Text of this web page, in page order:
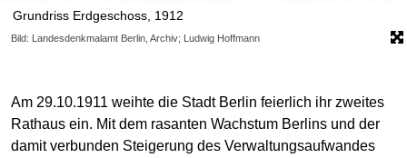
Grundriss Erdgeschoss, 1912
Bild: Landesdenkmalamt Berlin, Archiv; Ludwig Hoffmann
Am 29.10.1911 weihte die Stadt Berlin feierlich ihr zweites
Rathaus ein. Mit dem rasanten Wachstum Berlins und der
damit verbunden Steigerung des Verwaltungsaufwandes